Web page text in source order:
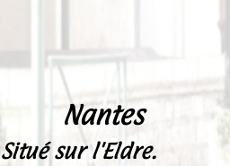
Nantes
Situé sur l'Eldre.